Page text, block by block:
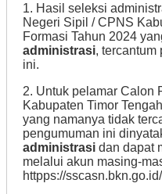
1. Hasil seleksi
Negeri Sipil / CPNS
Formasi Tahun 2024
administrasi, tercantum
ini.
2. Untuk pelamar Calon
Kabupaten Timor
yang namanya tidak
pengumuman ini
administrasi dan dapat
melalui akun masing-
httpps://